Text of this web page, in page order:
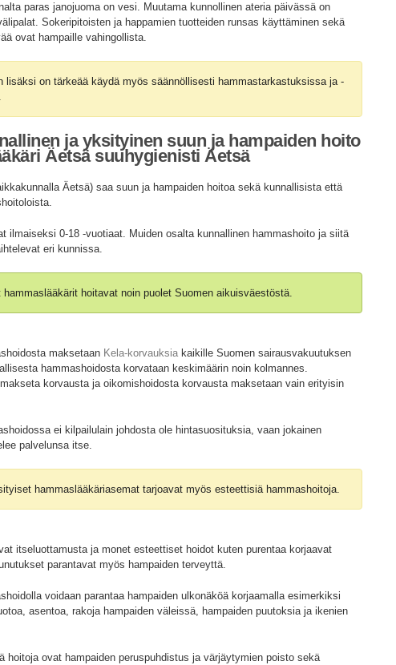
paras janojuoma on vesi. Muutama kunnollinen ateria päivässä on
Sokeripitoisten ja happamien tuotteiden runsas käyttäminen sekä
ovat hampaille vahingollista.
lisäksi on tärkeää käydä myös säännöllisesti hammastarkastuksissa ja -
ja yksityinen suun ja hampaiden hoito
Äetsä suuhygienisti Äetsä
Äetsä) saa suun ja hampaiden hoitoa sekä kunnallisista että
ilmaiseksi 0-18 -vuotiaat. Muiden osalta kunnallinen hammashoito ja siitä
eri kunnissa.
hoitavat noin puolet Suomen aikuisväestöstä.
maksetaan Kela-korvauksia kaikille Suomen sairausvakuutuksen
hammashoidosta korvataan keskimäärin noin kolmannes.
korvausta ja oikomishoidosta korvausta maksetaan vain erityisin
ei kilpailulain johdosta ole hintasuosituksia, vaan jokainen
palvelunsa itse.
hammaslääkäriasemat tarjoavat myös esteettisiä hammashoitoja.
itseluottamusta ja monet esteettiset hoidot kuten purentaa korjaavat
parantavat myös hampaiden terveyttä.
voidaan parantaa hampaiden ulkonäköä korjaamalla esimerkiksi
asentoa, rakoja hampaiden väleissä, hampaiden puutoksia ja ikenien
hoitoja ovat hampaiden peruspuhdistus ja värjäytymien poisto sekä